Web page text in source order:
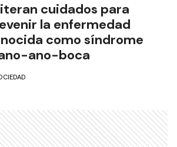
cuidados para
la enfermedad
como síndrome
ano-boca